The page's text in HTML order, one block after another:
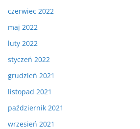
czerwiec 2022
maj 2022
luty 2022
styczeń 2022
grudzień 2021
listopad 2021
październik 2021
wrzesień 2021